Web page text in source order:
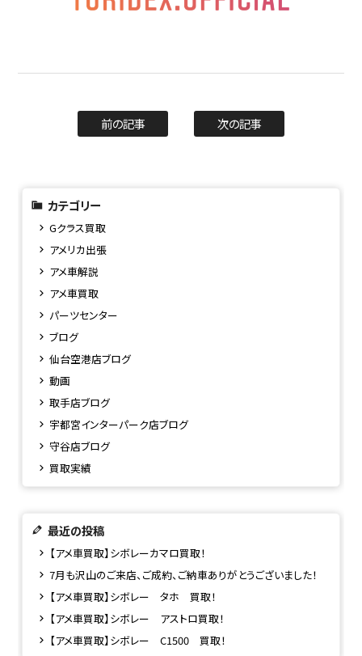
前の記事 次の記事
カテゴリー
Gクラス買取
アメリカ出張
アメ車解説
アメ車買取
パーツセンター
ブログ
仙台空港店ブログ
動画
取手店ブログ
宇都宮インターパーク店ブログ
守谷店ブログ
買取実績
最近の投稿
【アメ車買取】シボレーカマロ買取！
7月も沢山のご来店、ご成約、ご納車ありがとうございました！
【アメ車買取】シボレー タホ 買取！
【アメ車買取】シボレー アストロ買取！
【アメ車買取】シボレー C1500 買取！